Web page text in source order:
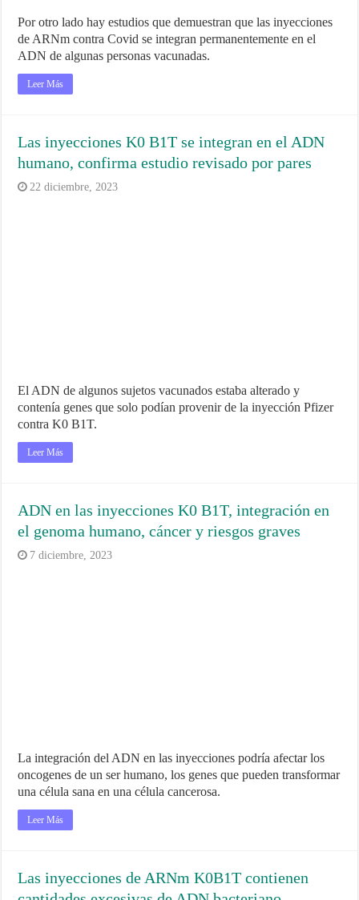
Por otro lado hay estudios que demuestran que las inyecciones
de ARNm contra Covid se integran permanentemente en el
ADN de algunas personas vacunadas.
Leer Más
Las inyecciones K0 B1T se integran en el ADN
humano, confirma estudio revisado por pares
22 diciembre, 2023
El ADN de algunos sujetos vacunados estaba alterado y
contenía genes que solo podían provenir de la inyección Pfizer
contra K0 B1T.
Leer Más
ADN en las inyecciones K0 B1T, integración en
el genoma humano, cáncer y riesgos graves
7 diciembre, 2023
La integración del ADN en las inyecciones podría afectar los
oncogenes de un ser humano, los genes que pueden transformar
una célula sana en una célula cancerosa.
Leer Más
Las inyecciones de ARNm K0B1T contienen